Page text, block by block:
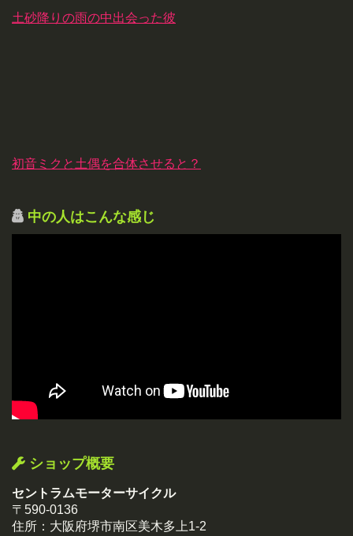
土砂降りの雨の中出会った彼
初音ミクと土偶を合体させると？
中の人はこんな感じ
ショップ概要
セントラムモーターサイクル
〒590-0136
住所：大阪府堺市南区美木多上1-2